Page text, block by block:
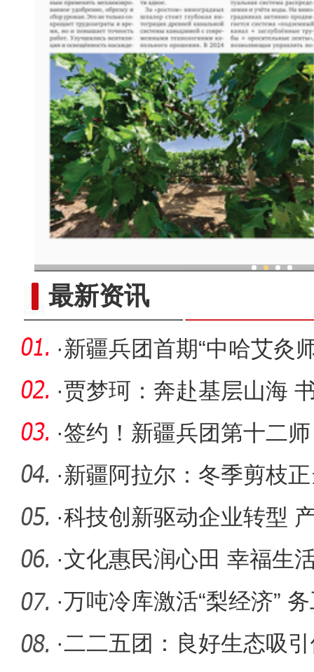
最新资讯
·新疆兵团首期“中哈艾灸
举办
·贾梦珂：奔赴基层山海
·签约！新疆兵团第十二
再升级
·新疆阿拉尔：冬季剪枝
能
·科技创新驱动企业转型
·文化惠民润心田 幸福生
·万吨冷库激活“梨经济”
·二二五团：良好生态吸